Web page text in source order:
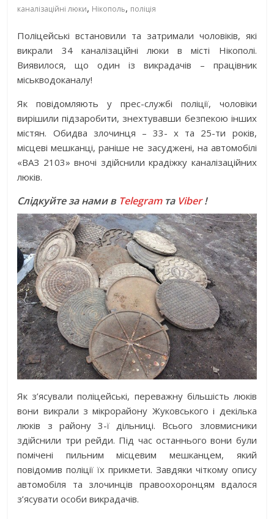
каналізаційні люки, Нікополь, поліція
Поліцейські встановили та затримали чоловіків, які
викрали 34 каналізаційні люки в місті Нікополі.
Виявилося, що один із викрадачів – працівник
міськводоканалу!
Як повідомляють у прес-службі поліції, чоловіки
вирішили підзаробити, знехтувавши безпекою інших
містян. Обидва злочинця – 33- х та 25-ти років,
місцеві мешканці, раніше не засуджені, на автомобілі
«ВАЗ 2103» вночі здійснили крадіжку каналізаційних
люків.
Слідкуйте за нами в Telegramта Viber!
Як з’ясували поліцейські, переважну більшість люків
вони викрали з мікрорайону Жуковського і декілька
люків з району 3-ї дільниці. Всього зловмисники
здійснили три рейди. Під час останнього вони були
помічені пильним місцевим мешканцем, який
повідомив поліції їх прикмети. Завдяки чіткому опису
автомобіля та злочинців правоохоронцям вдалося
з’ясувати особи викрадачів.